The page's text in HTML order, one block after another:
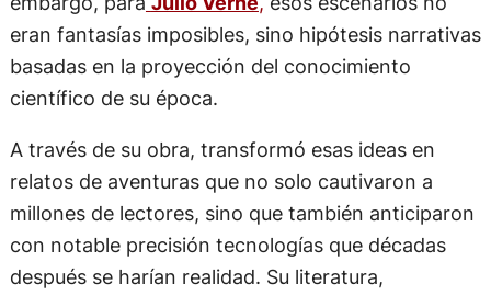
eran fantasías imposibles, sino hipótesis narrativas
basadas en la proyección del conocimiento
científico de su época.
A través de su obra, transformó esas ideas en
relatos de aventuras que no solo cautivaron a
millones de lectores, sino que también anticiparon
con notable precisión tecnologías que décadas
después se harían realidad. Su literatura,